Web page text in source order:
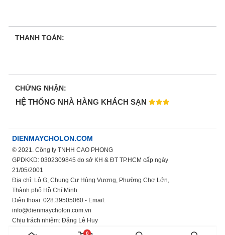
HỆ THỐNG NHÀ HÀNG KHÁCH SẠN
THANH TOÁN:
CHỨNG NHẬN:
DIENMAYCHOLON.COM
© 2021. Công ty TNHH CAO PHONG
GPDKKD: 0302309845 do sở KH & ĐT TP.HCM cấp ngày
21/05/2001
Địa chỉ: Lô G, Chung Cư Hùng Vương, Phường Chợ Lớn,
Thành phố Hồ Chí Minh
Điện thoại: 028.39505060 - Email:
info@dienmaycholon.com.vn
Chịu trách nhiệm: Đặng Lê Huy
Xem thêm chính sách bảo mật thông tin
0